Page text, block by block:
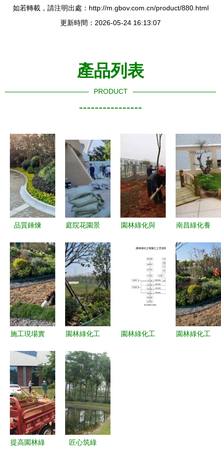
如若轉載，請注明出處：http://m.gbov.com.cn/product/880.html
更新時間：2026-05-24 16:13:07
產品列表
PRODUCT
----------------
品質錘煉
園林綠化與
體育設施工
程進度紀實
（2016.4）
庭院花園景
育場地與園
林綠化的融
合之美
園林綠化與
技術匯總
南昌綠化養
格行情全解
析 聚焦景
致與園林施
工養護
施工現場實
林綠化工程
的魅力
園林綠化工
現場實拍看
生態美學的
誕生
園林綠化工
園林綠化工
提高園林綠
匠心筑綠